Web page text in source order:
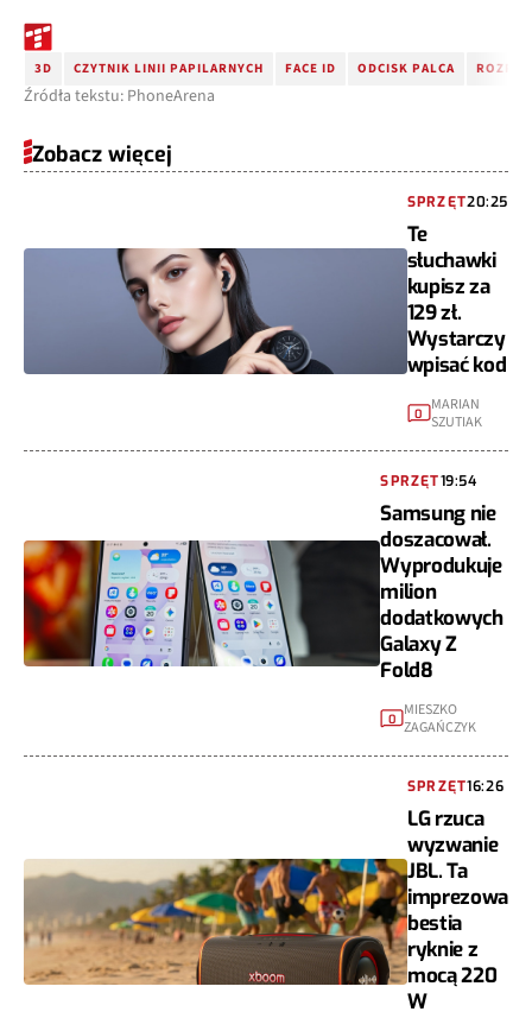
3D CZYTNIK LINII PAPILARNYCH FACE ID ODCISK PALCA
Źródła tekstu: PhoneArena
Zobacz więcej
SPRZĘT20:25
Te
słuchawki
kupisz za
129 zł.
Wystarczy
wpisać kod
0 MARIAN
SZUTIAK
SPRZĘT19:54
Samsung nie
doszacował.
Wyprodukuje
milion
dodatkowych
Galaxy Z
Fold8
0
MIESZKO
ZAGAŃCZYK
SPRZĘT16:26
LG rzuca
wyzwanie
JBL. Ta
imprezowa
bestia
ryknie z
mocą 220
W